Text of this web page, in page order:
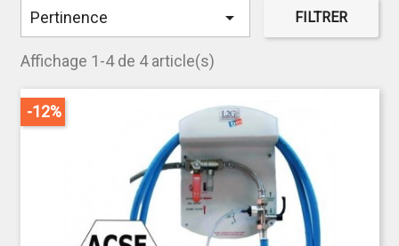
Pertinence  FILTRER
Affichage 1-4 de 4 article(s)
-12%